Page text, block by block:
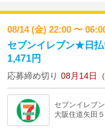
08/14 (金) 22:00 〜
セブンイレブン★日
1,471円
応募締め切り 08月14日
セブンイレブン
大阪住道矢田